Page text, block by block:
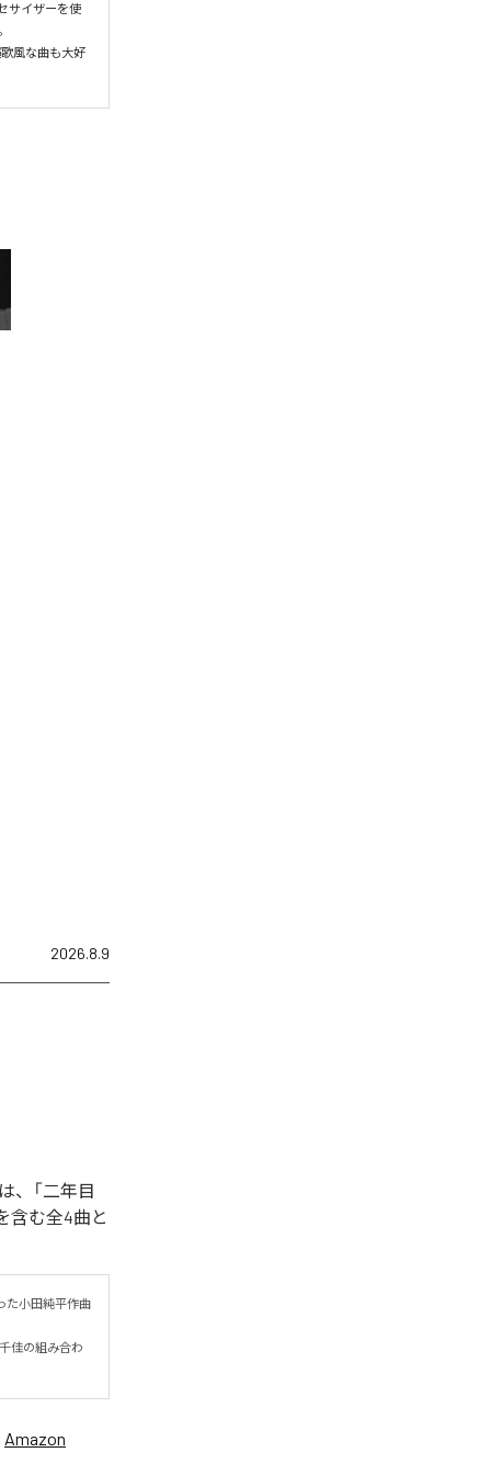
サイザーを使
風な曲も大好
2026.8.9
、「二年目
含む全4曲と
た小田純平作曲
佳の組み合わ
Amazon